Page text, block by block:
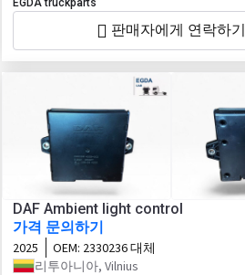
EGDA truckparts
판매자에게 연락하기
DAF Ambient light control
가격 문의하기
2025 OEM: 2330236 대체
리투아니아, Vilnius